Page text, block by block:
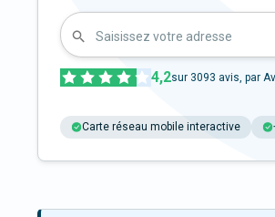
Saisissez votre adresse
4,2sur 3093 avis, par
Carte réseau mobile interactive